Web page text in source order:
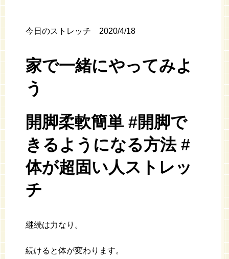
今日のストレッチ 2020/4/18
家で一緒にやってみよ
う
開脚柔軟簡単 #開脚で
きるようになる方法 #
体が超固い人ストレッ
チ
継続は力なり。
続けると体が変わります。